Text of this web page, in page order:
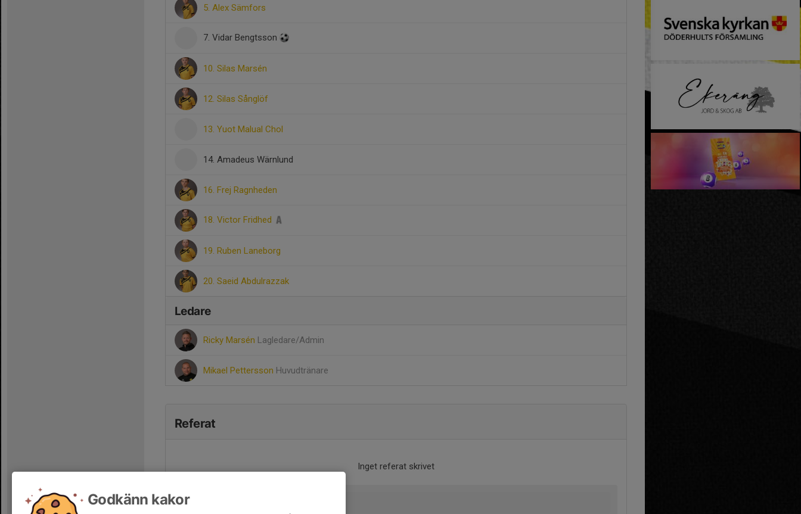
5. Alex Sämfors
7. Vidar Bengtsson
10. Silas Marsén
12. Silas Sånglöf
13. Yuot Malual Chol
14. Amadeus Wärnlund
16. Frej Ragnheden
18. Victor Fridhed
19. Ruben Laneborg
20. Saeid Abdulrazzak
Ledare
Ricky Marsén Lagledare/Admin
Mikael Pettersson Huvudtränare
Referat
Inget referat skrivet
Godkänn kakor